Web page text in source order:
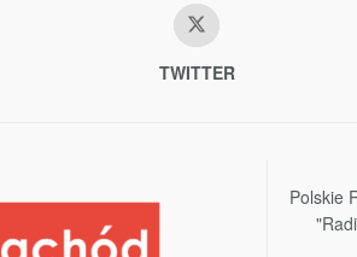
TWITTER
Polskie